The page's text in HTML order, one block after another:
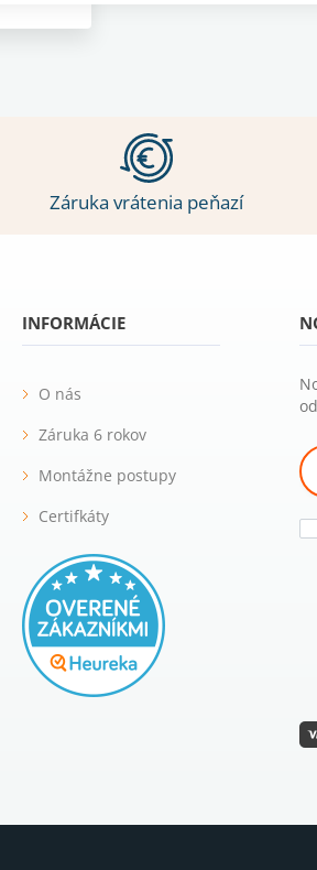
Záruka vrátenia peňazí
INFORMÁCIE
O nás
Záruka 6 rokov
Montážne postupy
Certifkáty